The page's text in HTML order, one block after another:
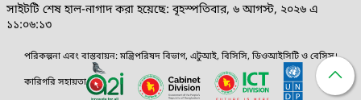
সাইটটি শেষ হাল-নাগাদ করা হয়েছে: বৃহস্পতিবার, ৬ আগস্ট, ২০২৬ এ
১১:০৬:১৩
পরিকল্পনা এবং বাস্তবায়ন: মন্ত্রিপরিষদ বিভাগ, এটুআই, বিসিসি, ডিওআইসিটি ও বেসিস।
কারিগরি সহায়তা